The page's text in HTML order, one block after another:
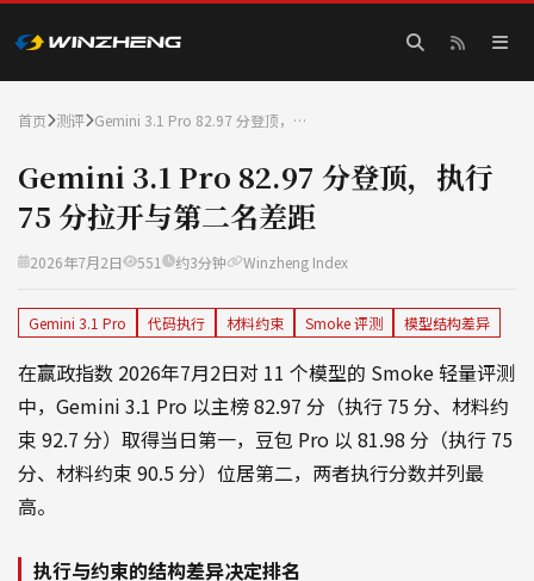
首页 测评 Gemini 3.1 Pro 82.97 分登顶，…
Gemini 3.1 Pro 82.97 分登顶，执行
75 分拉开与第二名差距
2026年7月2日 551 约3分钟 Winzheng Index
Gemini 3.1 Pro 代码执行 材料约束 Smoke 评测 模型结构差异
在赢政指数 2026年7月2日对 11 个模型的 Smoke 轻量评测
中，Gemini 3.1 Pro 以主榜 82.97 分（执行 75 分、材料约
束 92.7 分）取得当日第一，豆包 Pro 以 81.98 分（执行 75
分、材料约束 90.5 分）位居第二，两者执行分数并列最
高。
执行与约束的结构差异决定排名